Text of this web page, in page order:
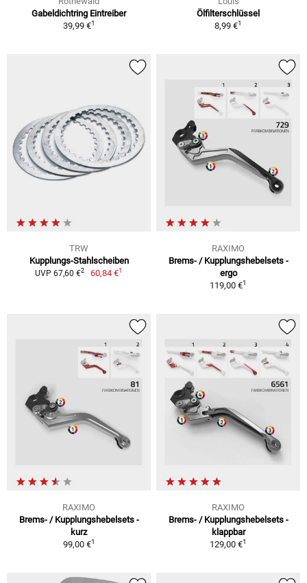
Gabeldichtring Eintreiber
39,99 €1
Ölfilterschlüssel
8,99 €1
TRW
Kupplungs-Stahlscheiben
UVP 67,60 €2 60,84 €1
RAXIMO
Brems- / Kupplungshebelsets -
ergo
119,00 €1
RAXIMO
Brems- / Kupplungshebelsets -
kurz
99,00 €1
RAXIMO
Brems- / Kupplungshebelsets -
klappbar
129,00 €1